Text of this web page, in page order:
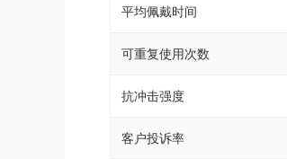
平均佩戴时间
可重复使用次数
抗冲击强度
客户投诉率